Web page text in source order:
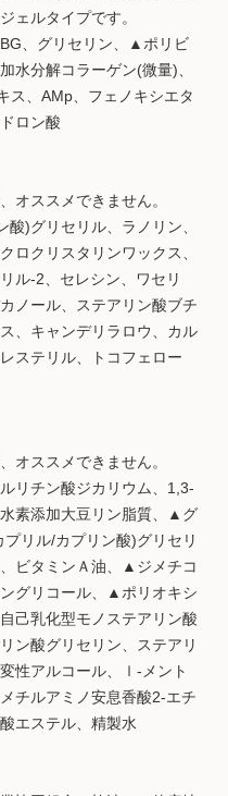
ェルタイプです。
、グリセリン、▲ポリビ
水分解コラーゲン(微量)、
ス、AMp、フェノキシエタ
ロン酸
オススメできません。
)グリセリル、ラノリン、
ロクリスタリンワックス、
ル-2、セレシン、ワセリ
ノール、ステアリン酸ブチ
、キャンデリラロウ、カル
ステリル、トコフェロー
オススメできません。
リチン酸ジカリウム、1,3-
素添加大豆リン脂質、▲グ
リル/カプリン酸)グリセリ
ビタミンＡ油、▲ジメチコ
グリコール、▲ポリオキシ
己乳化型モノステアリン酸
ン酸グリセリン、ステアリ
性アルコール、ｌ-メント
チルアミノ安息香酸2-エチ
エステル、精製水